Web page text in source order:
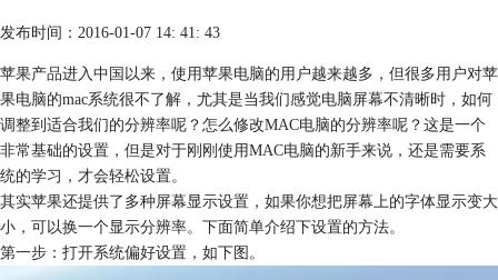
购买
发布时间：2016-01-07 14: 41: 43
苹果产品进入中国以来，使用苹果电脑的用户越来越多，但很多用户对苹
果电脑的mac系统很不了解，尤其是当我们感觉电脑屏幕不清晰时，如何
调整到适合我们的分辨率呢？怎么修改MAC电脑的分辨率呢？这是一个
非常基础的设置，但是对于刚刚使用MAC电脑的新手来说，还是需要系
统的学习，才会轻松设置。
其实苹果还提供了多种屏幕显示设置，如果你想把屏幕上的字体显示变大
小，可以换一个显示分辨率。下面简单介绍下设置的方法。
第一步：打开系统偏好设置，如下图。